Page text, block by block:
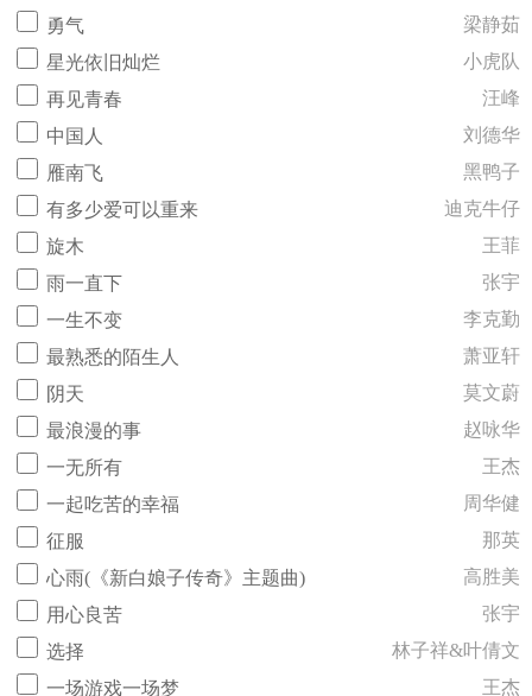
勇气
梁静茹
星光依旧灿烂
小虎队
再见青春
汪峰
中国人
刘德华
雁南飞
黑鸭子
有多少爱可以重来
迪克牛仔
旋木
王菲
雨一直下
张宇
一生不变
李克勤
最熟悉的陌生人
萧亚轩
阴天
莫文蔚
最浪漫的事
赵咏华
一无所有
王杰
一起吃苦的幸福
周华健
征服
那英
心雨(《新白娘子传奇》主题曲)
高胜美
用心良苦
张宇
选择
林子祥&叶倩文
一场游戏一场梦
王杰